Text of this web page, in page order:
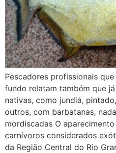
Pescadores profissionais
fundo relatam também que
nativas, como jundiá,
outros, com barbatanas,
mordiscadas O
carnívoros considerados
da Região Central do Rio